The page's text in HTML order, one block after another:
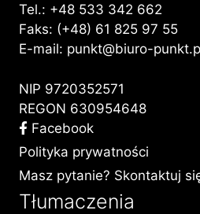
Tel.: +48 533 342 662
Faks: (+48) 61 825 97 55
E-mail: punkt@biuro-
NIP 9720352571
REGON 630954648
Facebook
Polityka prywatności
Masz pytanie? Skontaktuj
Tłumaczenia